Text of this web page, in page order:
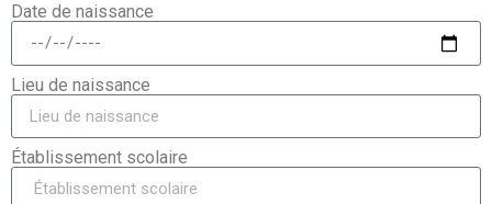
Date de naissance
Lieu de naissance
Établissement scolaire